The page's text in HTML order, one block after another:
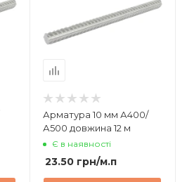
Арматура 10 мм А400/
А500 довжина 12 м
Є в наявності
23.50грн/м.п